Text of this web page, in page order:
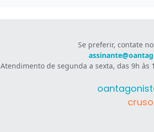
Se preferir, contate
Atendimento de segunda a sexta, das 9h às